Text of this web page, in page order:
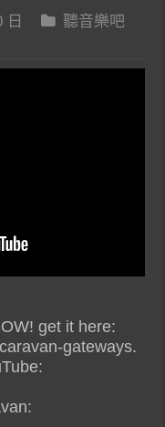
日
聽音樂吧
get it here:
gateways.